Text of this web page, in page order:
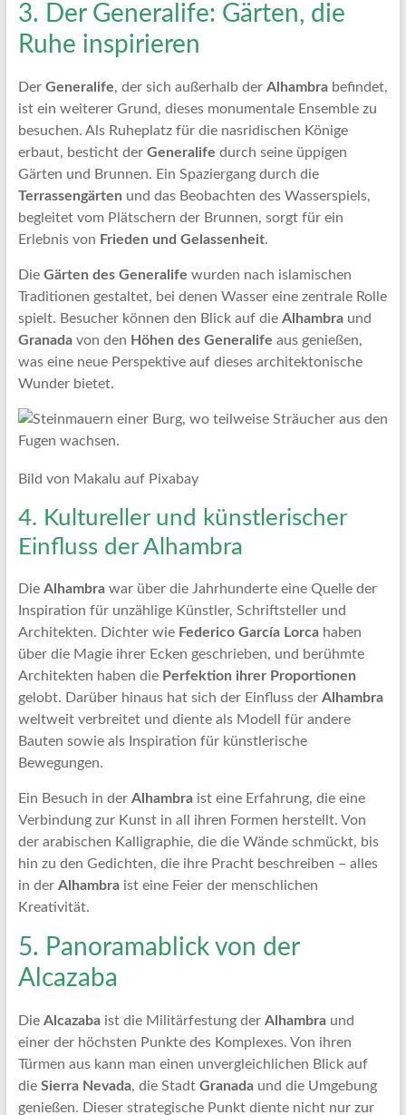
3. Der Generalife: Gärten, die
Ruhe inspirieren
Der Generalife, der sich außerhalb der Alhambrabefindet,
ist ein weiterer Grund, dieses monumentale Ensemble zu
besuchen. Als Ruheplatz für die nasridischen Könige
erbaut, besticht der Generalife durch seine üppigen
Gärten und Brunnen. Ein Spaziergang durch die
Terrassengärten und das Beobachten des Wasserspiels,
begleitet vom Plätschern der Brunnen, sorgt für ein
Erlebnis von Frieden und Gelassenheit.
Die Gärten des Generalife wurden nach islamischen
Traditionen gestaltet, bei denen Wasser eine zentrale Rolle
spielt. Besucher können den Blick auf die Alhambraund
Granadavon den Höhen des Generalife aus genießen,
was eine neue Perspektive auf dieses architektonische
Wunder bietet.
Bild von Makalu auf Pixabay
4. Kultureller und künstlerischer
Einfluss der Alhambra
Die Alhambrawar über die Jahrhunderte eine Quelle der
Inspiration für unzählige Künstler, Schriftsteller und
Architekten. Dichter wie Federico García Lorcahaben
über die Magie ihrer Ecken geschrieben, und berühmte
Architekten haben die Perfektion ihrer Proportionen
gelobt. Darüber hinaus hat sich der Einfluss der Alhambra
weltweit verbreitet und diente als Modell für andere
Bauten sowie als Inspiration für künstlerische
Bewegungen.
Ein Besuch in der Alhambraist eine Erfahrung, die eine
Verbindung zur Kunst in all ihren Formen herstellt. Von
der arabischen Kalligraphie, die die Wände schmückt, bis
hin zu den Gedichten, die ihre Pracht beschreiben – alles
in der Alhambraist eine Feier der menschlichen
Kreativität.
5. Panoramablick von der
Alcazaba
Die Alcazabaist die Militärfestung der Alhambraund
einer der höchsten Punkte des Komplexes. Von ihren
Türmen aus kann man einen unvergleichlichen Blick auf
die Sierra Nevada, die Stadt Granadaund die Umgebung
genießen. Dieser strategische Punkt diente nicht nur zur